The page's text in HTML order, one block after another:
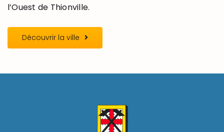
l’Ouest de Thionville.
Découvrir la ville